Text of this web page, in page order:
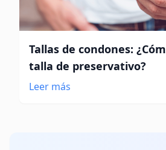
Tallas de condones:
talla de preservativo?
Leer más